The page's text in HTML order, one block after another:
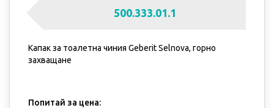
500.333.01.1
Капак за тоалетна чиния Geberit Selnova, горно
захващане
Попитай за цена: